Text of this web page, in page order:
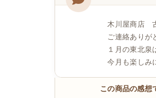
木川屋商店
ご連絡ありが
１月の東北泉
今月も楽しみ
この商品の感想